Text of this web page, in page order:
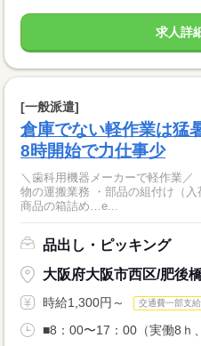
求人詳
[一般派遣]
倉庫でない軽作業は猛
8時開始で力仕事少
＼歯科用機器メーカーで軽作業／ ・部品や材料の仕分け・梱包 ・荷
物の運搬業務 ・部品の組付け（
商品の箱詰め…e...
品出し・ピッキング
大阪府大阪市西区/肥後
時給1,300円～ 交通費一部支給
■8：00〜17：00（実働8